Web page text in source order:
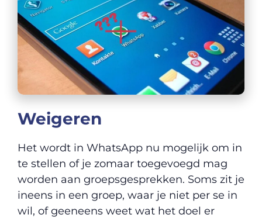
Weigeren
Het wordt in WhatsApp nu mogelijk om in
te stellen of je zomaar toegevoegd mag
worden aan groepsgesprekken. Soms zit je
ineens in een groep, waar je niet per se in
wil, of geeneens weet wat het doel er